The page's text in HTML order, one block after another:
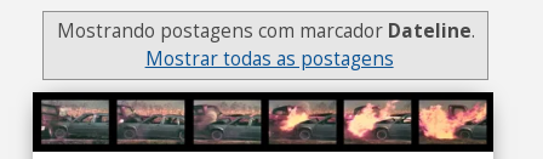
Mostrando postagens com marcador Dateline.
Mostrar todas as postagens